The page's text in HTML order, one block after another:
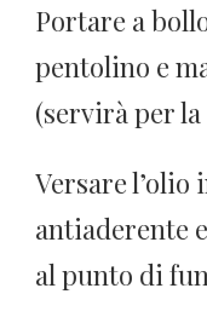
Portare a
pentolino e
(servirà per
Versare l’olio
antiaderente
al punto di